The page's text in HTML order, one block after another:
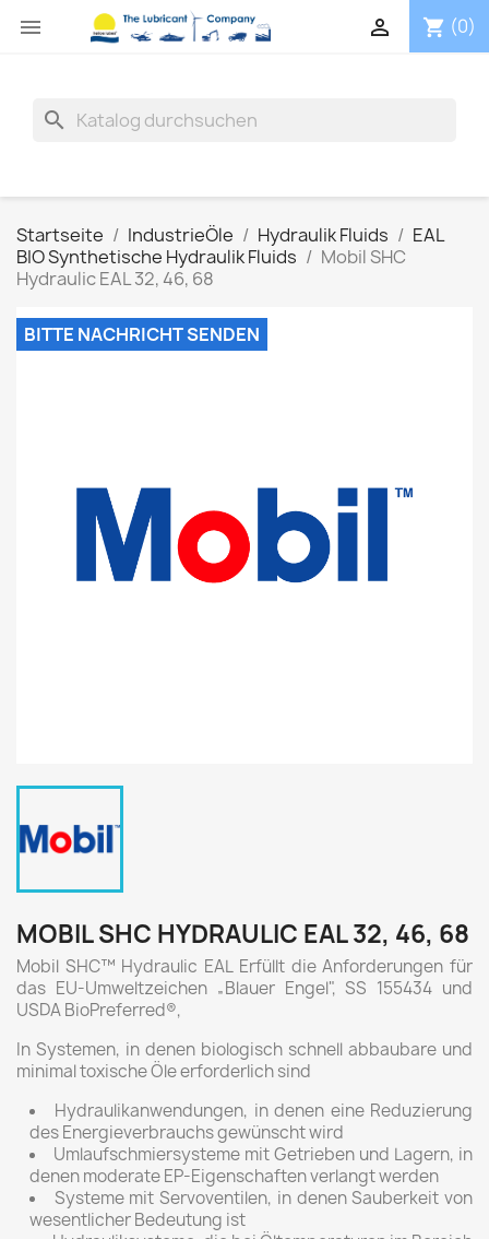
 shopping_cart (0)

search
Startseite IndustrieÖle Hydraulik Fluids
EAL
BIO Synthetische Hydraulik Fluids
Mobil SHC
Hydraulic EAL 32, 46, 68
BITTE NACHRICHT SENDEN
MOBIL SHC HYDRAULIC EAL 32, 46, 68
Mobil SHC™ Hydraulic EAL Erfüllt die Anforderungen für
das EU-Umweltzeichen „Blauer Engel", SS 155434 und
USDA BioPreferred®,
In Systemen, in denen biologisch schnell abbaubare und
minimal toxische Öle erforderlich sind
Hydraulikanwendungen, in denen eine Reduzierung
des Energieverbrauchs gewünscht wird
Umlaufschmiersysteme mit Getrieben und Lagern, in
denen moderate EP-Eigenschaften verlangt werden
Systeme mit Servoventilen, in denen Sauberkeit von
wesentlicher Bedeutung ist